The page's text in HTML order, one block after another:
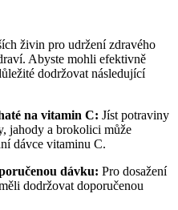
živin pro udržení zdravého
Abyste mohli efektivně
dodržovat následující
na vitamin C: Jíst potraviny
jahody a brokolici může
dávce vitaminu C.
dávku: Pro dosažení
dodržovat doporučenou